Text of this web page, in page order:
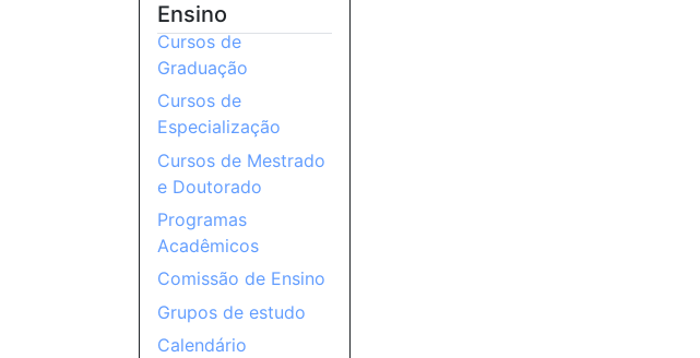
Ensino
Cursos de
Graduação
Cursos de
Especialização
Cursos de Mestrado
e Doutorado
Programas
Acadêmicos
Comissão de Ensino
Grupos de estudo
Calendário